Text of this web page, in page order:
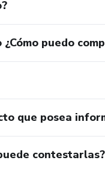
puedo
que posea
contestarlas?